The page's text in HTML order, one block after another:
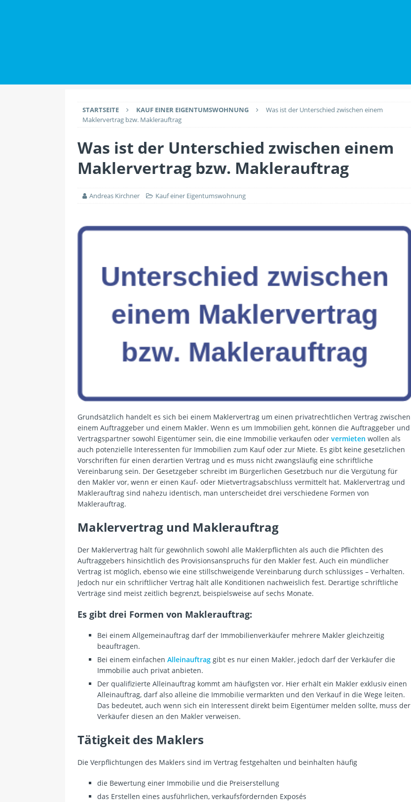
EINRICHTUNG
STARTSEITE KAUF EINER EIGENTUMSWOHNUNG
Was ist der Unterschied zwischen einem
Maklervertrag bzw. Maklerauftrag
Was ist der Unterschied zwischen einem
Maklervertrag bzw. Maklerauftrag
Andreas Kirchner Kauf einer Eigentumswohnung
Grundsätzlich handelt es sich bei einem Maklervertrag um einen privatrechtlichen Vertrag zwischen
einem Auftraggeber und einem Makler. Wenn es um Immobilien geht, können die Auftraggeber und
Vertragspartner sowohl Eigentümer sein, die eine Immobilie verkaufen oder vermieten wollen als
auch potenzielle Interessenten für Immobilien zum Kauf oder zur Miete. Es gibt keine gesetzlichen
Vorschriften für einen derartien Vertrag und es muss nicht zwangsläufig eine schriftliche
Vereinbarung sein. Der Gesetzgeber schreibt im Bürgerlichen Gesetzbuch nur die Vergütung für
den Makler vor, wenn er einen Kauf- oder Mietvertragsabschluss vermittelt hat. Maklervertrag und
Maklerauftrag sind nahezu identisch, man unterscheidet drei verschiedene Formen von
Maklerauftrag.
Maklervertrag und Maklerauftrag
Der Maklervertrag hält für gewöhnlich sowohl alle Maklerpflichten als auch die Pflichten des
Auftraggebers hinsichtlich des Provisionsanspruchs für den Makler fest. Auch ein mündlicher
Vertrag ist möglich, ebenso wie eine stillschweigende Vereinbarung durch schlüssiges – Verhalten.
Jedoch nur ein schriftlicher Vertrag hält alle Konditionen nachweislich fest. Derartige schriftliche
Verträge sind meist zeitlich begrenzt, beispielsweise auf sechs Monate.
Es gibt drei Formen von Maklerauftrag:
Bei einem Allgemeinauftrag darf der Immobilienverkäufer mehrere Makler gleichzeitig
beauftragen.
Bei einem einfachen Alleinauftrag gibt es nur einen Makler, jedoch darf der Verkäufer die
Immobilie auch privat anbieten.
Der qualifizierte Alleinauftrag kommt am häufigsten vor. Hier erhält ein Makler exklusiv einen
Alleinauftrag, darf also alleine die Immobilie vermarkten und den Verkauf in die Wege leiten.
Das bedeutet, auch wenn sich ein Interessent direkt beim Eigentümer melden sollte, muss der
Verkäufer diesen an den Makler verweisen.
Tätigkeit des Maklers
Die Verpflichtungen des Maklers sind im Vertrag festgehalten und beinhalten häufig
die Bewertung einer Immobilie und die Preiserstellung
das Erstellen eines ausführlichen, verkaufsfördernden Exposés